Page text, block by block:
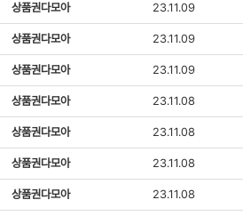
상품권다모아 23.11.09
상품권다모아 23.11.09
상품권다모아 23.11.09
상품권다모아 23.11.08
상품권다모아 23.11.08
상품권다모아 23.11.08
상품권다모아 23.11.08